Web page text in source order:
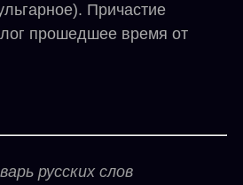
Причастие
прошедшее время от
русских слов